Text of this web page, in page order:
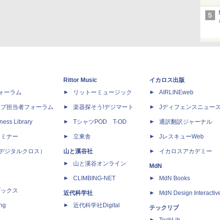
ーラム
担当者フォーラム
Library
ナー
ジタルクロス）
クス
Rittor Music
リットーミュージック
楽器探そう!デジマート
TシャツPOD T-OD
立東舎
山と溪谷社
山と溪谷オンライン
CLIMBING-NET
近代科学社
近代科学社Digital
イカロス出版
AIRLINEweb
Jディフェンスニュー
通訳翻訳ジャーナル
JレスキューWeb
イカロスアカデミー
MdN
MdN Books
MdN Design
テックリブ